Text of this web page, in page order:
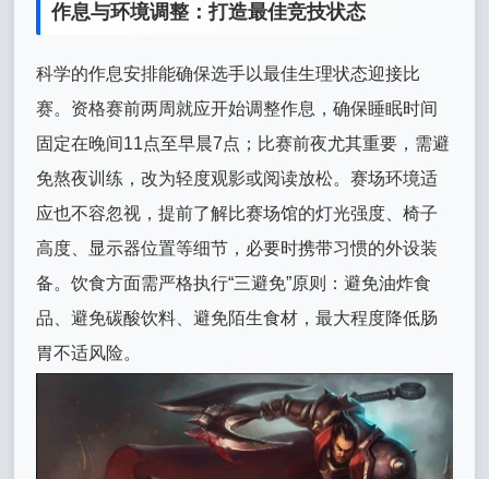
作息与环境调整：打造最佳竞技状态
科学的作息安排能确保选手以最佳生理状态迎接比
赛。资格赛前两周就应开始调整作息，确保睡眠时间
固定在晚间11点至早晨7点；比赛前夜尤其重要，需避
免熬夜训练，改为轻度观影或阅读放松。赛场环境适
应也不容忽视，提前了解比赛场馆的灯光强度、椅子
高度、显示器位置等细节，必要时携带习惯的外设装
备。饮食方面需严格执行“三避免”原则：避免油炸食
品、避免碳酸饮料、避免陌生食材，最大程度降低肠
胃不适风险。